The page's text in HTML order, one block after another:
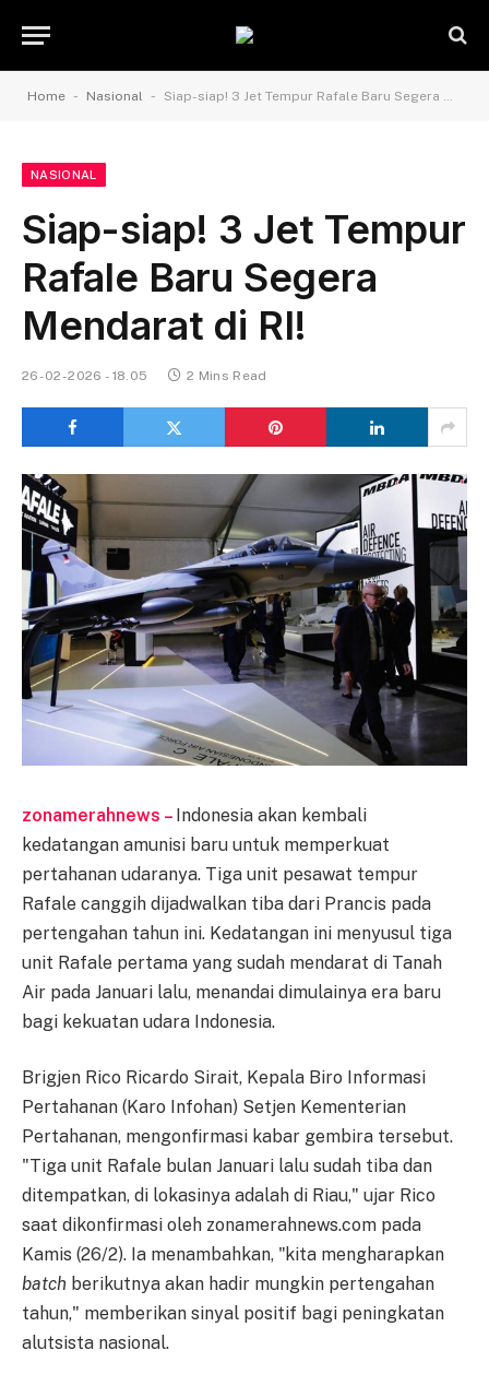
Home - Nasional - Siap-siap! 3 Jet Tempur Rafale Baru Segera Mendarat di RI!
NASIONAL
Siap-siap! 3 Jet Tempur
Rafale Baru Segera
Mendarat di RI!
26-02-2026 - 18.05 2 Mins Read
zonamerahnews – Indonesia akan kembali
kedatangan amunisi baru untuk memperkuat
pertahanan udaranya. Tiga unit pesawat tempur
Rafale canggih dijadwalkan tiba dari Prancis pada
pertengahan tahun ini. Kedatangan ini menyusul tiga
unit Rafale pertama yang sudah mendarat di Tanah
Air pada Januari lalu, menandai dimulainya era baru
bagi kekuatan udara Indonesia.
Brigjen Rico Ricardo Sirait, Kepala Biro Informasi
Pertahanan (Karo Infohan) Setjen Kementerian
Pertahanan, mengonfirmasi kabar gembira tersebut.
"Tiga unit Rafale bulan Januari lalu sudah tiba dan
ditempatkan, di lokasinya adalah di Riau," ujar Rico
saat dikonfirmasi oleh zonamerahnews.com pada
Kamis (26/2). Ia menambahkan, "kita mengharapkan
batch berikutnya akan hadir mungkin pertengahan
tahun," memberikan sinyal positif bagi peningkatan
alutsista nasional.